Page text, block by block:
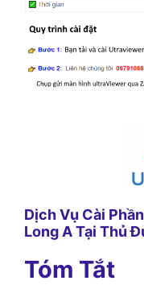
Dịch Vụ Cài
Long A Tại Thủ
Tóm Tắt